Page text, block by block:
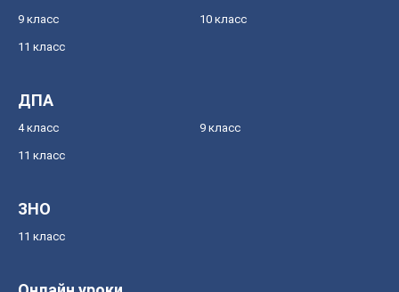
9 класс 10 класс
11 класс
ДПА
4 класс 9 класс
11 класс
ЗНО
11 класс